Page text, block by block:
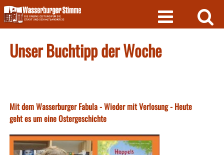
Skip
to
content
Unser Buchtipp der Woche
Mit dem Wasserburger Fabula - Wieder mit Verlosung - Heute
geht es um eine Ostergeschichte